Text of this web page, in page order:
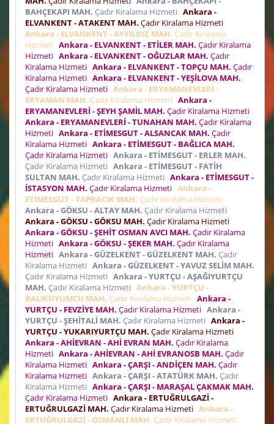
BAHÇEKAPI MAH. Çadır Kiralama Hizmeti Ankara -
ELVANKENT - ATAKENT MAH. Çadır Kiralama Hizmeti
Ankara - ELVANKENT - AYYILDIZ MAH. Çadır Kiralama
Hizmeti Ankara - ELVANKENT - ETİLER MAH. Çadır Kiralama
Hizmeti Ankara - ELVANKENT - OĞUZLAR MAH. Çadır
Kiralama Hizmeti Ankara - ELVANKENT - TOPÇU MAH. Çadır
Kiralama Hizmeti Ankara - ELVANKENT - YEŞİLOVA MAH.
Çadır Kiralama Hizmeti Ankara - ERYAMANEVLERİ -
ERYAMAN MAH. Çadır Kiralama Hizmeti Ankara -
ERYAMANEVLERİ - ŞEYH ŞAMİL MAH. Çadır Kiralama Hizmeti
Ankara - ERYAMANEVLERİ - TUNAHAN MAH. Çadır Kiralama
Hizmeti Ankara - ETİMESGUT - ALSANCAK MAH. Çadır
Kiralama Hizmeti Ankara - ETİMESGUT - BAĞLICA MAH.
Çadır Kiralama Hizmeti Ankara - ETİMESGUT - ERLER MAH.
Çadır Kiralama Hizmeti Ankara - ETİMESGUT - FATİH
SULTAN MAH. Çadır Kiralama Hizmeti Ankara - ETİMESGUT -
İSTASYON MAH. Çadır Kiralama Hizmeti Ankara -
ETİMESGUT - YAPRACIK MAH. Çadır Kiralama Hizmeti
Ankara - GÖKSU - ALTAY MAH. Çadır Kiralama Hizmeti
Ankara - GÖKSU - GÖKSU MAH. Çadır Kiralama Hizmeti
Ankara - GÖKSU - ŞEHİT OSMAN AVCI MAH. Çadır Kiralama
Hizmeti Ankara - GÖKSU - ŞEKER MAH. Çadır Kiralama
Hizmeti Ankara - GÜZELKENT - GÜZELKENT MAH. Çadır
Kiralama Hizmeti Ankara - GÜZELKENT - YAVUZ SELİM MAH.
Çadır Kiralama Hizmeti Ankara - YURTÇU - AŞAĞIYURTÇU
MAH. Çadır Kiralama Hizmeti Ankara - YURTÇU -
BALIKUYUMCU MAH. Çadır Kiralama Hizmeti Ankara -
YURTÇU - FEVZİYE MAH. Çadır Kiralama Hizmeti Ankara -
YURTÇU - ŞEHİTALİ MAH. Çadır Kiralama Hizmeti Ankara -
YURTÇU - YUKARIYURTÇU MAH. Çadır Kiralama Hizmeti
Ankara - AHİEVRAN - AHİ EVRAN MAH. Çadır Kiralama
Hizmeti Ankara - AHİEVRAN - AHİ EVRANOSB MAH. Çadır
Kiralama Hizmeti Ankara - ÇARŞI - ANDİÇEN MAH. Çadır
Kiralama Hizmeti Ankara - ÇARŞI - ATATÜRK MAH. Çadır
Kiralama Hizmeti Ankara - ÇARŞI - MARAŞAL ÇAKMAK MAH.
Çadır Kiralama Hizmeti Ankara - ERTUĞRULGAZİ -
ERTUĞRULGAZİ MAH. Çadır Kiralama Hizmeti Ankara -
ERTUĞRULGAZİ - OSMANLI MAH. Çadır Kiralama Hizmeti